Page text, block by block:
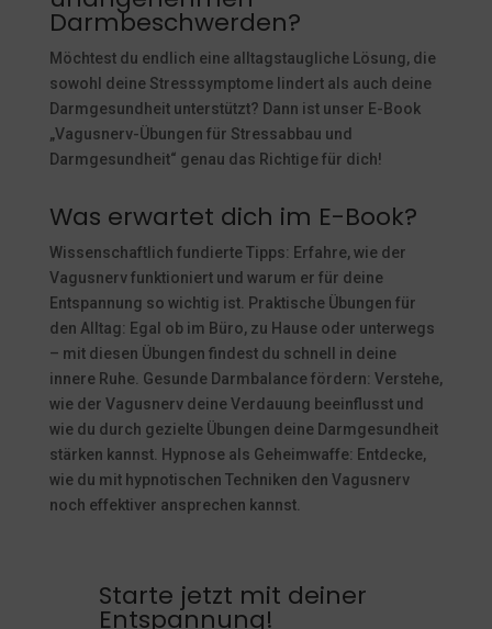
Darmbeschwerden?
Möchtest du endlich eine alltagstaugliche Lösung, die
sowohl deine Stresssymptome lindert als auch deine
Darmgesundheit unterstützt? Dann ist unser E-Book
„Vagusnerv-Übungen für Stressabbau und
Darmgesundheit“ genau das Richtige für dich!
Was erwartet dich im E-Book?
Wissenschaftlich fundierte Tipps: Erfahre, wie der
Vagusnerv funktioniert und warum er für deine
Entspannung so wichtig ist. Praktische Übungen für
den Alltag: Egal ob im Büro, zu Hause oder unterwegs
– mit diesen Übungen findest du schnell in deine
innere Ruhe. Gesunde Darmbalance fördern: Verstehe,
wie der Vagusnerv deine Verdauung beeinflusst und
wie du durch gezielte Übungen deine Darmgesundheit
stärken kannst. Hypnose als Geheimwaffe: Entdecke,
wie du mit hypnotischen Techniken den Vagusnerv
noch effektiver ansprechen kannst.
Starte jetzt mit deiner
Entspannung!